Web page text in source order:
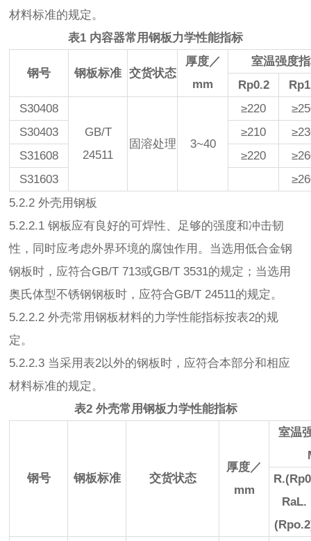
材料标准的规定。
表1 内容器常用钢板力学性能指标
钢号 钢板标准 交货状态
厚度／
mm
室温强度
Rp0.2
S30408
GB/T
24511
固溶处理 3~40
≥220
S30403
≥210
S31608
≥220
S31603
5.2.2 外壳用钢板
5.2.2.1 钢板应有良好的可焊性、足够的强度和冲击韧
性，同时应考虑外界环境的腐蚀作用。当选用低合金钢
钢板时，应符合GB/T 713或GB/T 3531的规定；当选用
奥氏体型不锈钢钢板时，应符合GB/T 24511的规定。
5.2.2.2 外壳常用钢板材料的力学性能指标按表2的规
定。
5.2.2.3 当采用表2以外的钢板时，应符合本部分和相应
材料标准的规定。
表2 外壳常用钢板力学性能指标
钢号 钢板标准 交货状态
厚度／
mm
室温
RaL.